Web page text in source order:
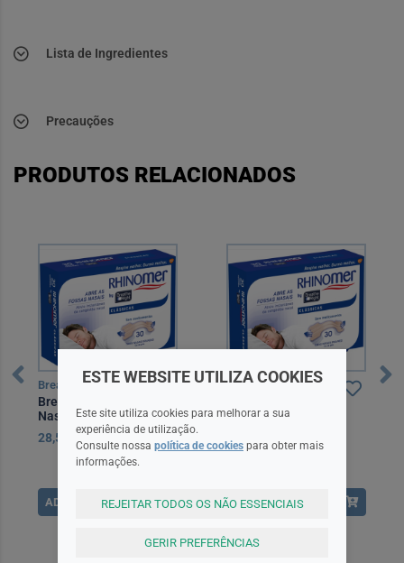
Lista de Ingredientes
Precauções
PRODUTOS RELACIONADOS
Breathe Right
Breathe Right Penso
Nasal Gde X30
28,50EUR
ADICIONAR
Breathe Right
Nasal Peq/Med X30
26,50EUR
ADICIONAR
ESTE WEBSITE UTILIZA COOKIES
Este site utiliza cookies para melhorar a sua
experiência de utilização.
Consulte nossa política de cookies para obter mais
informações.
REJEITAR TODOS OS NÃO ESSENCIAIS
GERIR PREFERÊNCIAS